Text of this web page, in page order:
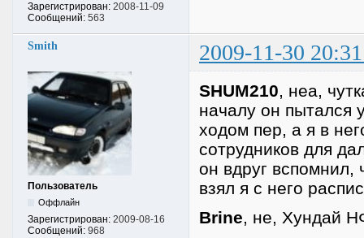
Зарегистрирован: 2008-11-09
Сообщений: 563
Smith 2009-11-30
Пользователь
Оффлайн
Зарегистрирован: 2009-08-16
Сообщений: 968
SHUM210, неа,
началу он пытался
ходом пер, а я в
сотрудников для
он вдруг вспомнил,
взял я с него
Brine, не, Хундай